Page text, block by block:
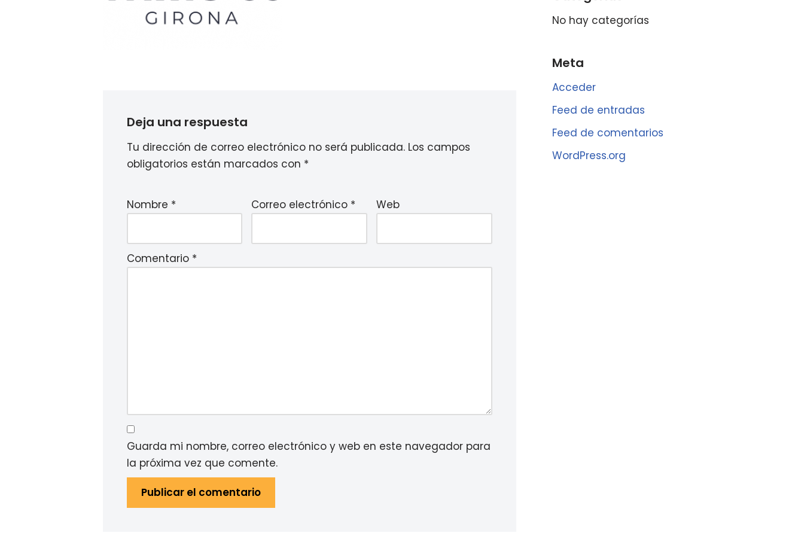
Deja una respuesta
Tu dirección de correo electrónico no será publicada. Los campos
obligatorios están marcados con *
Nombre * Correo electrónico * Web
Comentario *
Guarda mi nombre, correo electrónico y web en este navegador para
la próxima vez que comente.
No hay categorías
Meta
Acceder
Feed de entradas
Feed de comentarios
WordPress.org